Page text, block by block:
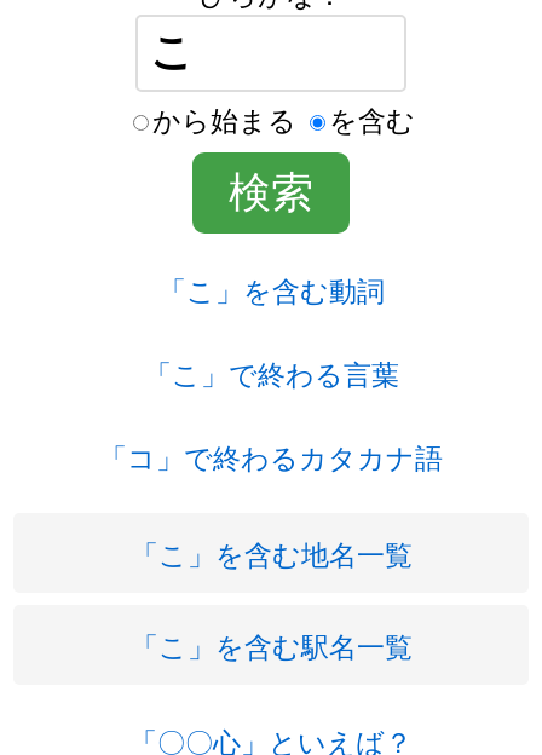
から始まる を含む
「こ」を含む動詞
「こ」で終わる言葉
「コ」で終わるカタカナ語
「こ」を含む地名一覧
「こ」を含む駅名一覧
「〇〇心」といえば？